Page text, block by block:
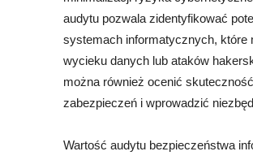
audytu pozwala zidentyfikować
systemach informatycznych, które
wycieku danych lub ataków
można również ocenić
zabezpieczeń i wprowadzić
Wartość audytu bezpieczeństwa